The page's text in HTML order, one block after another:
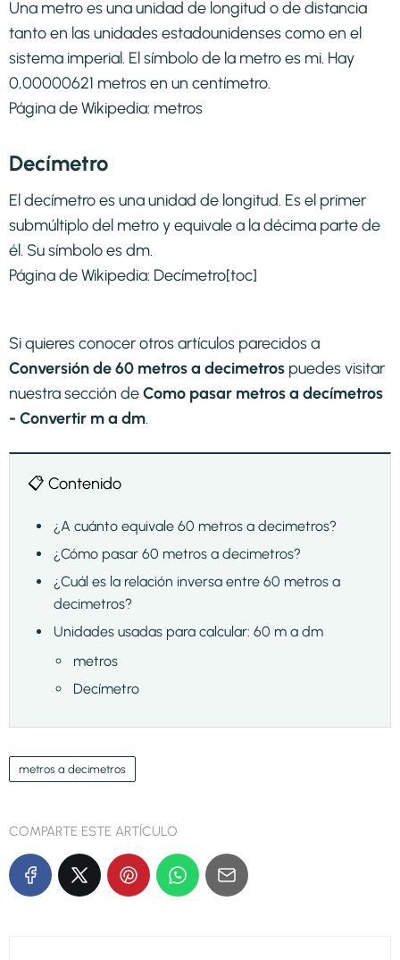
Una metro es una unidad de longitud o de distancia
tanto en las unidades estadounidenses como en el
sistema imperial. El símbolo de la metro es mi. Hay
0,00000621 metros en un centímetro.
Página de Wikipedia: metros
Decímetro
El decímetro es una unidad de longitud. Es el primer
submúltiplo del metro y equivale a la décima parte de
él. Su símbolo es dm.
Página de Wikipedia: Decímetro[toc]
Si quieres conocer otros artículos parecidos a
Conversión de 60 metros a decimetros puedes visitar
nuestra sección deComo pasar metros a decímetros
- Convertir m a dm.
📋 Contenido
¿A cuánto equivale 60 metros a decimetros?
¿Cómo pasar 60 metros a decimetros?
¿Cuál es la relación inversa entre 60 metros a
decimetros?
Unidades usadas para calcular: 60 m a dm
metros
Decímetro
metros a decimetros
COMPARTE ESTE ARTÍCULO